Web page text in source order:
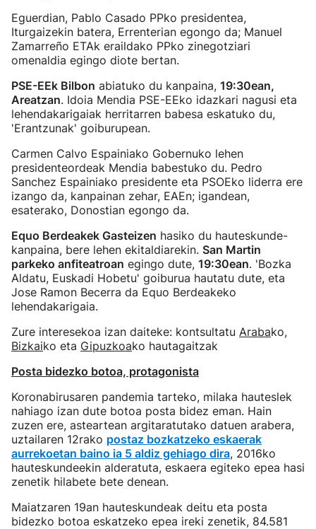
Eguerdian, Pablo Casado PPko presidentea,
Iturgaizekin batera, Errenterian egongo da; Manuel
Zamarreño ETAk eraildako PPko zinegotziari
omenaldia egingo diote bertan.
PSE-EEk Bilbon abiatuko du kanpaina, 19:30ean,
Areatzan. Idoia Mendia PSE-EEko idazkari nagusi eta
lehendakarigaiak herritarren babesa eskatuko du,
'Erantzunak' goiburupean.
Carmen Calvo Espainiako Gobernuko lehen
presidenteordeak Mendia babestuko du. Pedro
Sanchez Espainiako presidente eta PSOEko liderra ere
izango da, kanpainan zehar, EAEn; igandean,
esaterako, Donostian egongo da.
Equo Berdeakek Gasteizen hasiko du hauteskunde-
kanpaina, bere lehen ekitaldiarekin. San Martin
parkeko anfiteatroan egingo dute, 19:30ean. 'Bozka
Aldatu, Euskadi Hobetu' goiburua hautatu dute, eta
Jose Ramon Becerra da Equo Berdeakeko
lehendakarigaia.
Zure interesekoa izan daiteke: kontsultatu Arabako,
Bizkaiko eta Gipuzkoako hautagaitzak
Posta bidezko botoa, protagonista
Koronabirusaren pandemia tarteko, milaka hauteslek
nahiago izan dute botoa posta bidez eman. Hain
zuzen ere, asteartean argitaratutako datuen arabera,
uztailaren 12rako postaz bozkatzeko eskaerak
aurrekoetan baino ia 5 aldiz gehiago dira, 2016ko
hauteskundeekin alderatuta, eskaera egiteko epea hasi
zenetik hilabete bete denean.
Maiatzaren 19an hauteskundeak deitu eta posta
bidezko botoa eskatzeko epea ireki zenetik, 84.581